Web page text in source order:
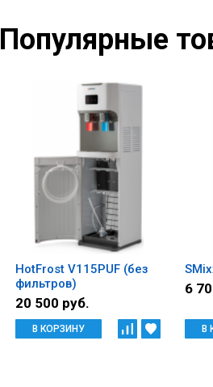
Популярные
HotFrost V115PUF (без
фильтров)
20 500 руб.
В КОРЗИНУ
6
В